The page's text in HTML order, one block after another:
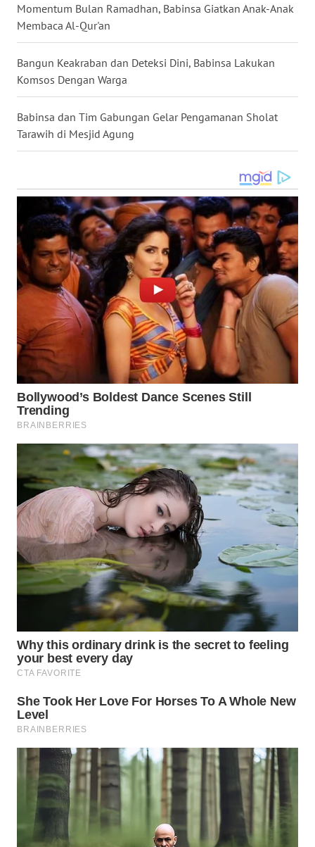
Momentum Bulan Ramadhan, Babinsa Giatkan Anak-Anak
Membaca Al-Qur'an
Bangun Keakraban dan Deteksi Dini, Babinsa Lakukan
Komsos Dengan Warga
Babinsa dan Tim Gabungan Gelar Pengamanan Sholat
Tarawih di Mesjid Agung
WN
KARO
WN
SIMALUNGUN
WN
LABUHANBATU
WN
TAPANULI
TENGAH
WN DELI
SERDANG
TEBING
TINGGI
WN
PAKPAK
WN
WN
BEKASI
WN
BOGOR
WN
DEPOK
WN
TAPANULI
UTARA
WN
SAMOSIR
WN
PADANG
LAWAS
SUMEDANG